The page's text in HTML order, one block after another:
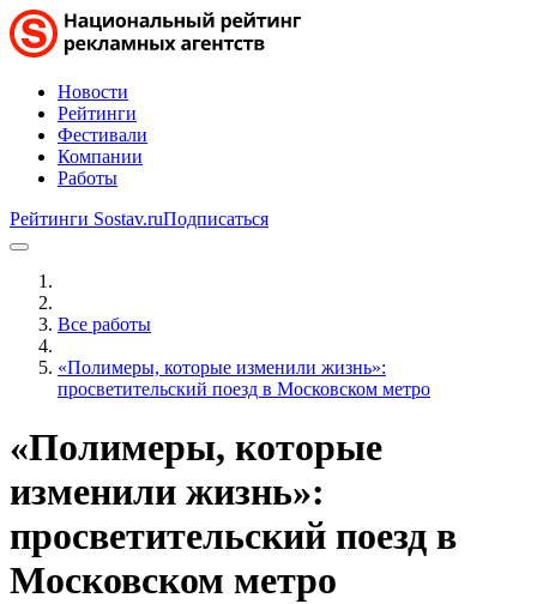
Новости
Рейтинги
Фестивали
Компании
Работы
Рейтинги Sostav.ruПодписаться
Все работы
«Полимеры, которые изменили жизнь»:
просветительский поезд в Московском метро
«Полимеры, которые
изменили жизнь»:
просветительский поезд в
Московском метро